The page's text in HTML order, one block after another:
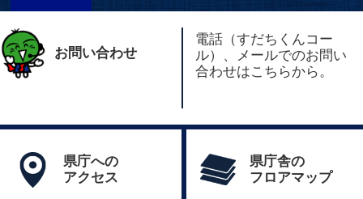
お問い合わせ
電話（すだちくんコー
ル）、メールでのお問い
合わせはこちらから。
県庁への
アクセス
県庁舎の
フロアマップ